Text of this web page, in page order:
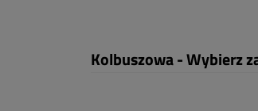
Kolbuszowa - Wybierz